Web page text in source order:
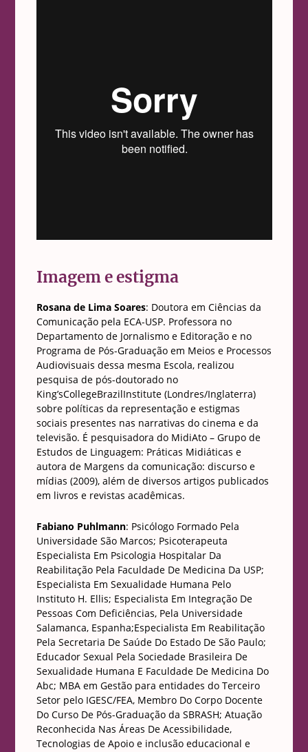
Imagem e estigma
Rosana de Lima Soares: Doutora em Ciências da
Comunicação pela ECA-USP. Professora no
Departamento de Jornalismo e Editoração e no
Programa de Pós-Graduação em Meios e Processos
Audiovisuais dessa mesma Escola, realizou
pesquisa de pós-doutorado no
King’sCollegeBrazilInstitute (Londres/Inglaterra)
sobre políticas da representação e estigmas
sociais presentes nas narrativas do cinema e da
televisão. É pesquisadora do MidiAto – Grupo de
Estudos de Linguagem: Práticas Midiáticas e
autora de Margens da comunicação: discurso e
mídias (2009), além de diversos artigos publicados
em livros e revistas acadêmicas.
Fabiano Puhlmann: Psicólogo Formado Pela
Universidade São Marcos; Psicoterapeuta
Especialista Em Psicologia Hospitalar Da
Reabilitação Pela Faculdade De Medicina Da USP;
Especialista Em Sexualidade Humana Pelo
Instituto H. Ellis; Especialista Em Integração De
Pessoas Com Deficiências, Pela Universidade
Salamanca, Espanha;Especialista Em Reabilitação
Pela Secretaria De Saúde Do Estado De São Paulo;
Educador Sexual Pela Sociedade Brasileira De
Sexualidade Humana E Faculdade De Medicina Do
Abc; MBA em Gestão para entidades do Terceiro
Setor pelo IGESC/FEA, Membro Do Corpo Docente
Do Curso De Pós-Graduação da SBRASH; Atuação
Reconhecida Nas Áreas De Acessibilidade,
Tecnologias de Apoio e inclusão educacional e